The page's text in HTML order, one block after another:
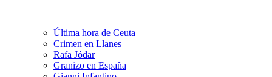
Última hora de Ceuta
Crimen en Llanes
Rafa Jódar
Granizo en España